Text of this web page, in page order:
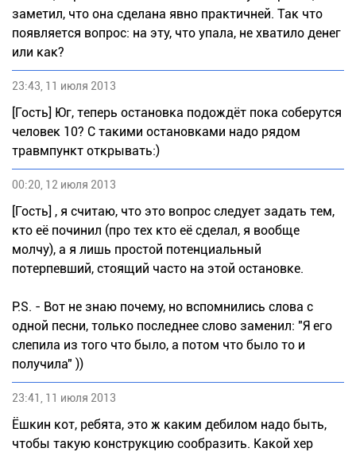
заметил, что она сделана явно практичней. Так что
появляется вопрос: на эту, что упала, не хватило денег
или как?
23:43, 11 июля 2013
[Гость] Юг, теперь остановка подождёт пока соберутся
человек 10? С такими остановками надо рядом
травмпункт открывать:)
00:20, 12 июля 2013
[Гость] , я считаю, что это вопрос следует задать тем,
кто её починил (про тех кто её сделал, я вообще
молчу), а я лишь простой потенциальный
потерпевший, стоящий часто на этой остановке.
P.S. - Вот не знаю почему, но вспомнились слова с
одной песни, только последнее слово заменил: "Я его
слепила из того что было, а потом что было то и
получила" ))
23:41, 11 июля 2013
Ёшкин кот, ребята, это ж каким дебилом надо быть,
чтобы такую конструкцию сообразить. Какой хер